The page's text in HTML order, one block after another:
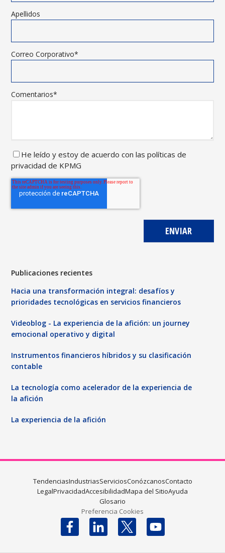
Apellidos
Correo Corporativo*
Comentarios*
He leído yestoy de acuerdo con laspolíticas de
privacidad de KPMG
Publicaciones recientes
Hacia una transformación integral: desafíos y
prioridades tecnológicas en servicios financieros
Videoblog - La experiencia de la afición: un journey
emocional operativo y digital
Instrumentos financieros híbridos y su clasificación
contable
La tecnología como acelerador de la experiencia de
la afición
La experiencia de la afición
TendenciasIndustriasServiciosConózcanosContacto
LegalPrivacidadAccesibilidadMapa del SitioAyuda
Glosario
Preferencia Cookies
Follow us on X